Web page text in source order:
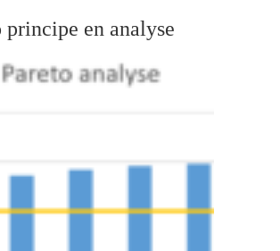
principe en analyse